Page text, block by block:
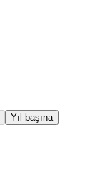
Yıl başına